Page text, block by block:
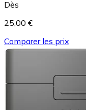
Dès
25,00 €
Comparer les prix